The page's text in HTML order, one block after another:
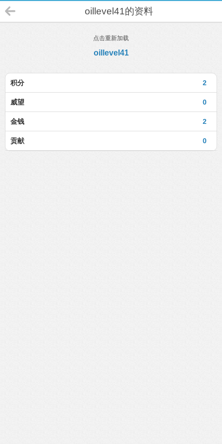
oillevel41的资料
点击重新加载
oillevel41
2
积分
0
威望
2
金钱
0
贡献